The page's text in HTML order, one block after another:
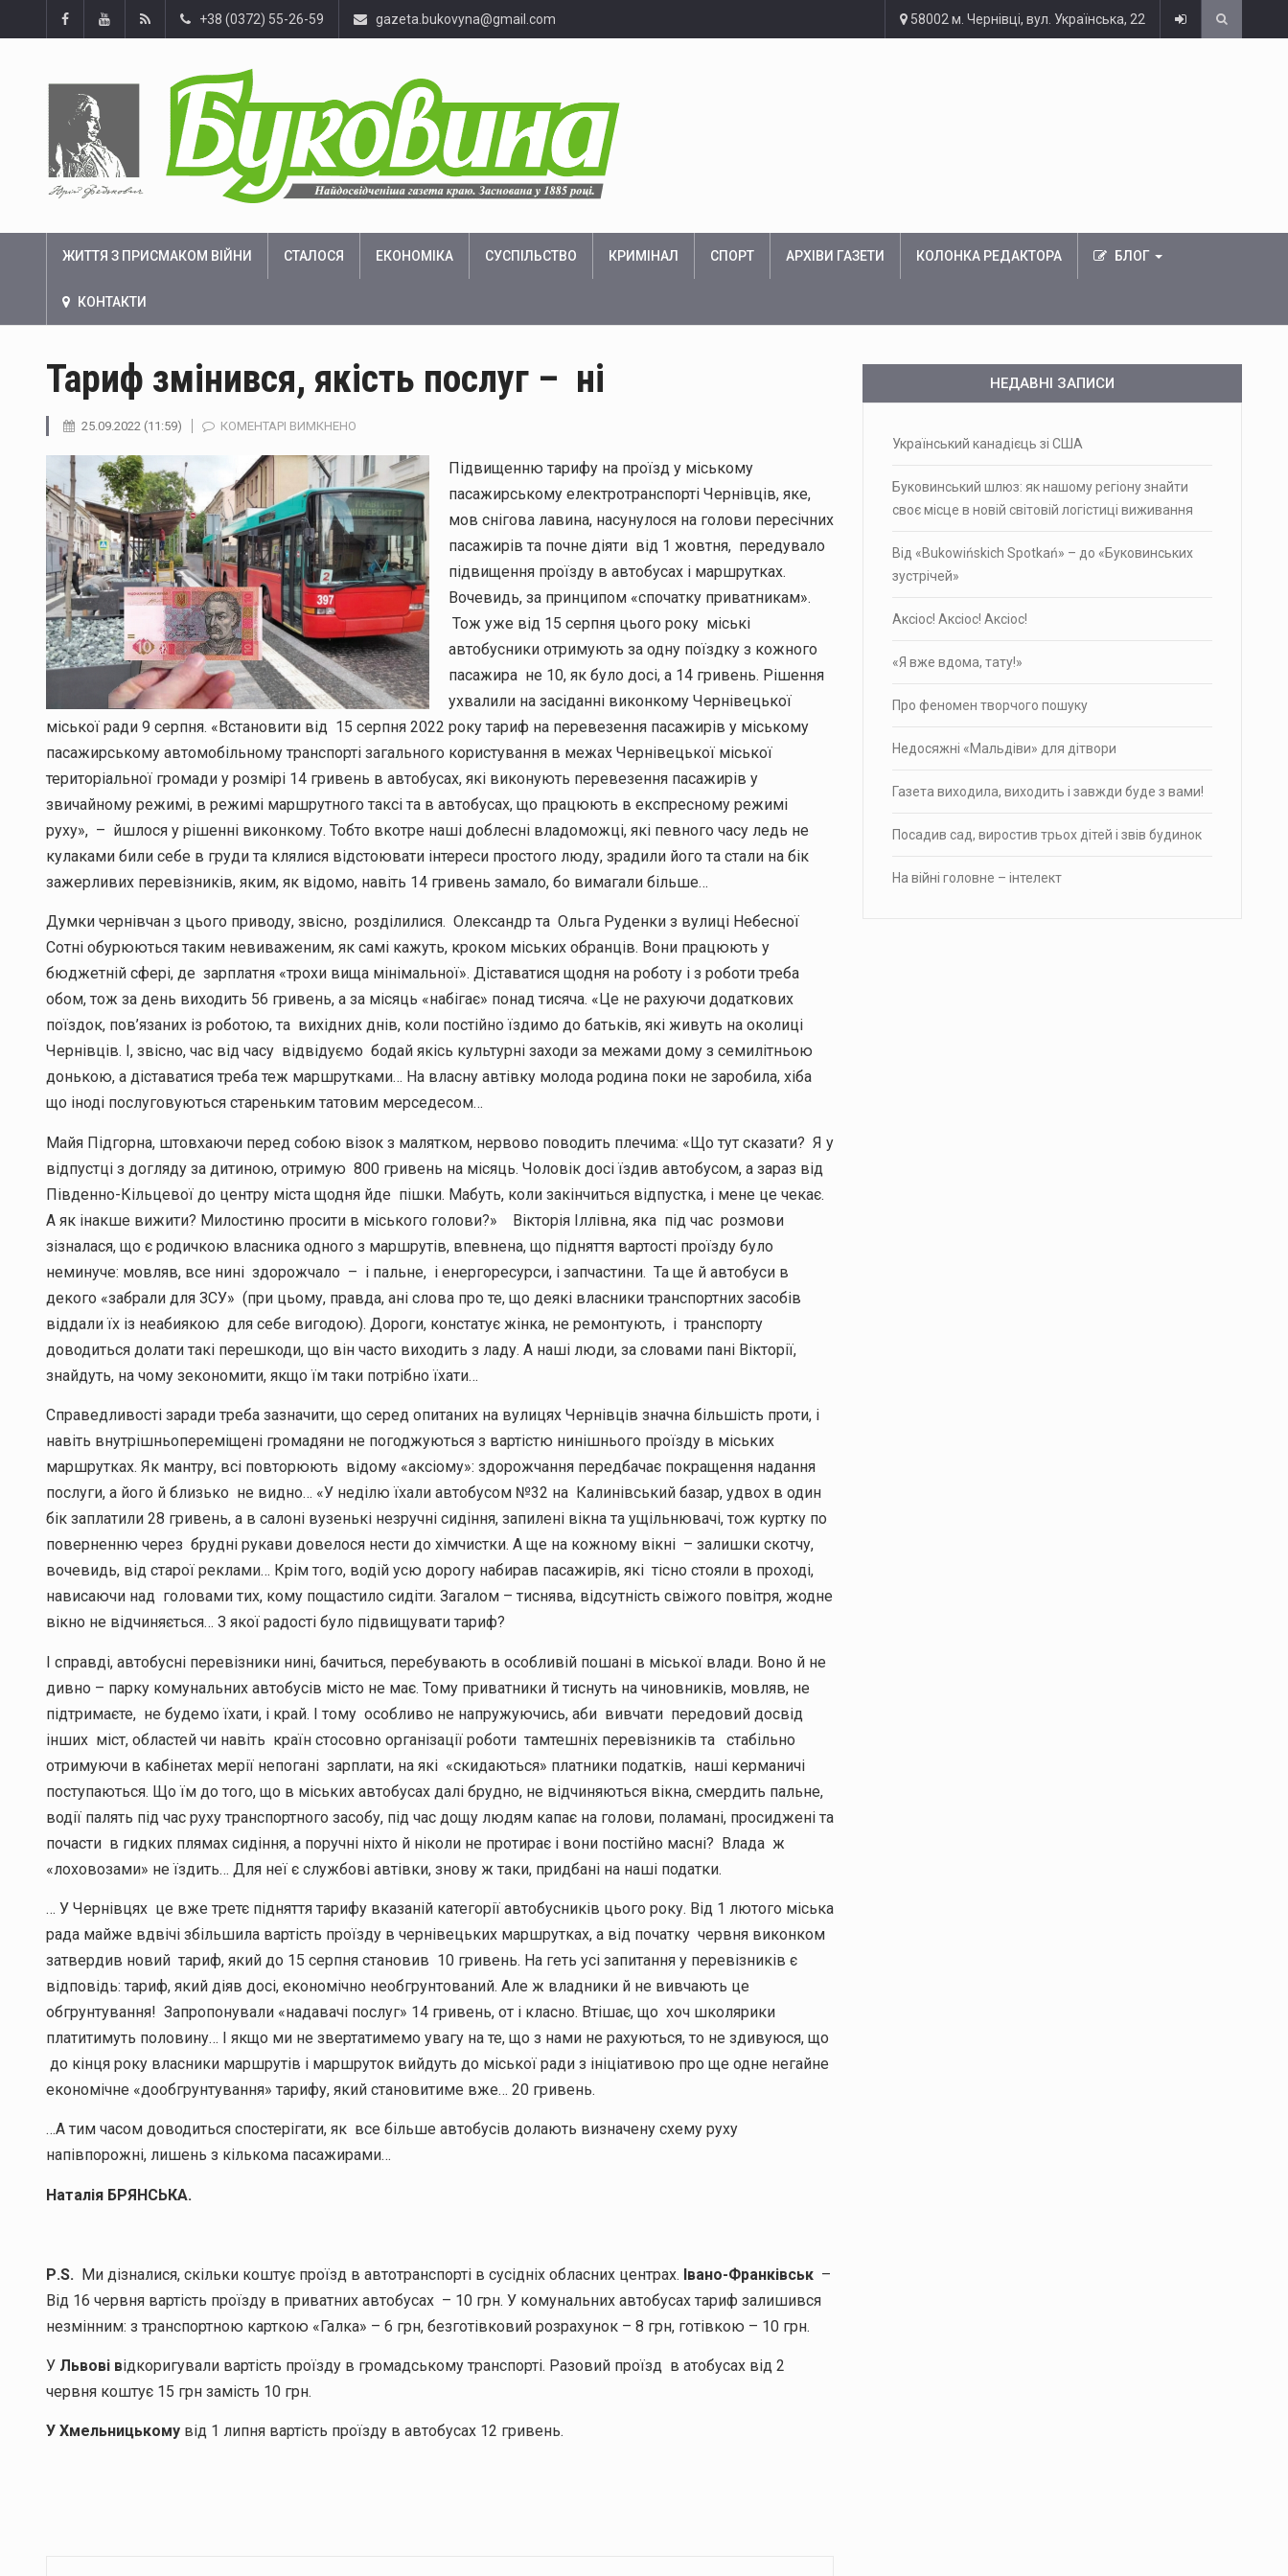
+38 (0372) 55-26-59 gazeta.bukovyna@gmail.com 58002 м. Чернівці, вул. Українська, 22
ЖИТТЯ З ПРИСМАКОМ ВІЙНИ СТАЛОСЯ ЕКОНОМІКА СУСПІЛЬСТВО КРИМІНАЛ СПОРТ АРХІВИ ГАЗЕТИ КОЛОНКА РЕДАКТОРА БЛОГ
КОНТАКТИ
Тариф змінився, якість послуг – ні
25.09.2022 (11:59) КОМЕНТАРІ ВИМКНЕНО
ЗМІНИВСЯ,
ЯКІСТЬ
ПОСЛУГ
НІ
Підвищенню тарифу на проїзд у міському
пасажирському електротранспорті Чернівців, яке,
мов снігова лавина, насунулося на голови пересічних
пасажирів та почне діяти від 1 жовтня, передувало
підвищення проїзду в автобусах і маршрутках.
Вочевидь, за принципом «спочатку приватникам».
Тож уже від 15 серпня цього року міські
автобусники отримують за одну поїздку з кожного
пасажира не 10, як було досі, а 14 гривень. Рішення
ухвалили на засіданні виконкому Чернівецької
міської ради 9 серпня. «Встановити від 15 серпня 2022 року тариф на перевезення пасажирів у міському
пасажирському автомобільному транспорті загального користування в межах Чернівецької міської
територіальної громади у розмірі 14 гривень в автобусах, які виконують перевезення пасажирів у
звичайному режимі, в режимі маршрутного таксі та в автобусах, що працюють в експресному режимі
руху», – йшлося у рішенні виконкому. Тобто вкотре наші доблесні владоможці, які певного часу ледь не
кулаками били себе в груди та клялися відстоювати інтереси простого люду, зрадили його та стали на бік
зажерливих перевізників, яким, як відомо, навіть 14 гривень замало, бо вимагали більше…
Думки чернівчан з цього приводу, звісно, розділилися. Олександр та Ольга Руденки з вулиці Небесної
Сотні обурюються таким невиваженим, як самі кажуть, кроком міських обранців. Вони працюють у
бюджетній сфері, де зарплатня «трохи вища мінімальної». Діставатися щодня на роботу і з роботи треба
обом, тож за день виходить 56 гривень, а за місяць «набігає» понад тисяча. «Це не рахуючи додаткових
поїздок, пов’язаних із роботою, та вихідних днів, коли постійно їздимо до батьків, які живуть на околиці
Чернівців. І, звісно, час від часу відвідуємо бодай якісь культурні заходи за межами дому з семилітньою
донькою, а діставатися треба теж маршрутками… На власну автівку молода родина поки не заробила, хіба
що іноді послуговуються стареньким татовим мерседесом…
Майя Підгорна, штовхаючи перед собою візок з малятком, нервово поводить плечима: «Що тут сказати? Я у
відпустці з догляду за дитиною, отримую 800 гривень на місяць. Чоловік досі їздив автобусом, а зараз від
Південно-Кільцевої до центру міста щодня йде пішки. Мабуть, коли закінчиться відпустка, і мене це чекає.
А як інакше вижити? Милостиню просити в міського голови?» Вікторія Іллівна, яка під час розмови
зізналася, що є родичкою власника одного з маршрутів, впевнена, що підняття вартості проїзду було
неминуче: мовляв, все нині здорожчало – і пальне, і енергоресурси, і запчастини. Та ще й автобуси в
декого «забрали для ЗСУ» (при цьому, правда, ані слова про те, що деякі власники транспортних засобів
віддали їх із неабиякою для себе вигодою). Дороги, констатує жінка, не ремонтують, і транспорту
доводиться долати такі перешкоди, що він часто виходить з ладу. А наші люди, за словами пані Вікторії,
знайдуть, на чому зекономити, якщо їм таки потрібно їхати…
Справедливості заради треба зазначити, що серед опитаних на вулицях Чернівців значна більшість проти, і
навіть внутрішньопереміщені громадяни не погоджуються з вартістю нинішнього проїзду в міських
маршрутках. Як мантру, всі повторюють відому «аксіому»: здорожчання передбачає покращення надання
послуги, а його й близько не видно… «У неділю їхали автобусом №32 на Калинівський базар, удвох в один
бік заплатили 28 гривень, а в салоні вузенькі незручні сидіння, запилені вікна та ущільнювачі, тож куртку по
поверненню через брудні рукави довелося нести до хімчистки. А ще на кожному вікні – залишки скотчу,
вочевидь, від старої реклами… Крім того, водій усю дорогу набирав пасажирів, які тісно стояли в проході,
нависаючи над головами тих, кому пощастило сидіти. Загалом – тиснява, відсутність свіжого повітря, жодне
вікно не відчиняється… З якої радості було підвищувати тариф?
І справді, автобусні перевізники нині, бачиться, перебувають в особливій пошані в міської влади. Воно й не
дивно – парку комунальних автобусів місто не має. Тому приватники й тиснуть на чиновників, мовляв, не
підтримаєте, не будемо їхати, і край. І тому особливо не напружуючись, аби вивчати передовий досвід
інших міст, областей чи навіть країн стосовно організації роботи тамтешніх перевізників та стабільно
отримуючи в кабінетах мерії непогані зарплати, на які «скидаються» платники податків, наші керманичі
поступаються. Що їм до того, що в міських автобусах далі брудно, не відчиняються вікна, смердить пальне,
водії палять під час руху транспортного засобу, під час дощу людям капає на голови, поламані, просиджені та
почасти в гидких плямах сидіння, а поручні ніхто й ніколи не протирає і вони постійно масні? Влада ж
«лоховозами» не їздить… Для неї є службові автівки, знову ж таки, придбані на наші податки.
… У Чернівцях це вже третє підняття тарифу вказаній категорії автобусників цього року. Від 1 лютого міська
рада майже вдвічі збільшила вартість проїзду в чернівецьких маршрутках, а від початку червня виконком
затвердив новий тариф, який до 15 серпня становив 10 гривень. На геть усі запитання у перевізників є
відповідь: тариф, який діяв досі, економічно необгрунтований. Але ж владники й не вивчають це
обгрунтування! Запропонували «надавачі послуг» 14 гривень, от і класно. Втішає, що хоч школярики
платитимуть половину… І якщо ми не звертатимемо увагу на те, що з нами не рахуються, то не здивуюся, що
до кінця року власники маршрутів і маршруток вийдуть до міської ради з ініціативою про ще одне негайне
економічне «дообгрунтування» тарифу, який становитиме вже… 20 гривень.
…А тим часом доводиться спостерігати, як все більше автобусів долають визначену схему руху
напівпорожні, лишень з кількома пасажирами…
Наталія БРЯНСЬКА.
Р.S. Ми дізналися, скільки коштує проїзд в автотранспорті в сусідніх обласних центрах. Івано-Франківськ –
Від 16 червня вартість проїзду в приватних автобусах – 10 грн. У комунальних автобусах тариф залишився
незмінним: з транспортною карткою «Галка» – 6 грн, безготівковий розрахунок – 8 грн, готівкою – 10 грн.
У Львові відкоригували вартість проїзду в громадському транспорті. Разовий проїзд в атобусах від 2
червня коштує 15 грн замість 10 грн.
У Хмельницькому від 1 липня вартість проїзду в автобусах 12 гривень.
НЕДАВНІ ЗАПИСИ
Український канадієць зі США
Буковинський шлюз: як нашому регіону знайти
своє місце в новій світовій логістиці виживання
Від «Bukowińskich Spotkań» – до «Буковинських
зустрічей»
Аксіос! Аксіос! Аксіос!
«Я вже вдома, тату!»
Про фено­мен твор­чого пошуку
Недосяжні «Мальдіви» для дітвори
Газета виходила, виходить і завжди буде з вами!
Посадив сад, виростив трьох дітей і звів будинок
На війні головне – інтелект